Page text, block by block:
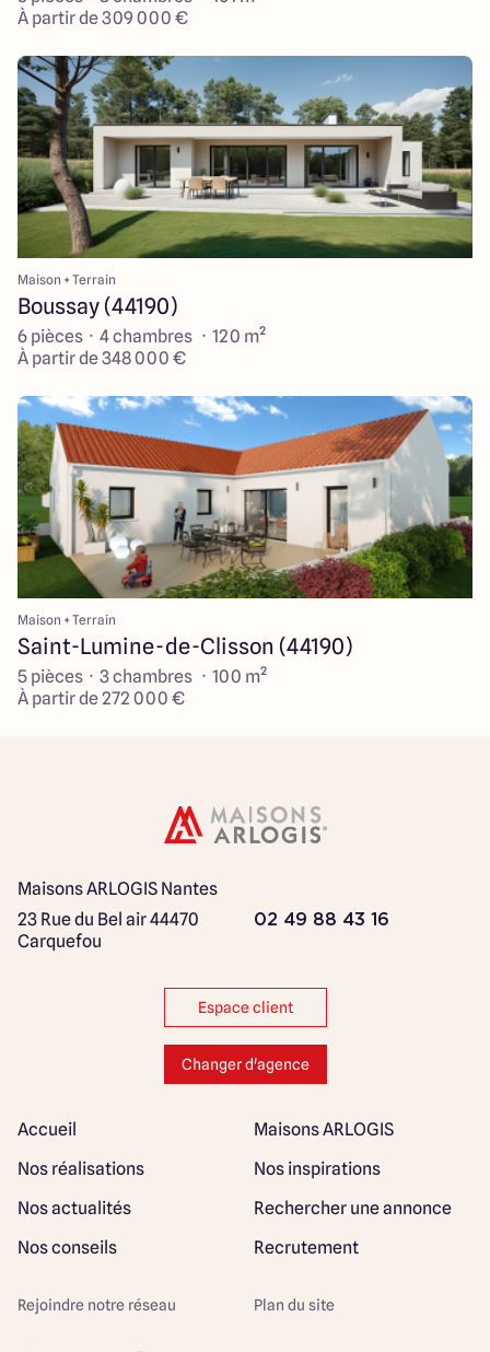
À partir de 309 000 €
Maison + Terrain
Boussay (44190)
6 pièces · 4 chambres · 120 m²
À partir de 348 000 €
Maison + Terrain
Saint-Lumine-de-Clisson (44190)
5 pièces · 3 chambres · 100 m²
À partir de 272 000 €
Maisons ARLOGIS Nantes
23 Rue du Bel air44470
Carquefou
02 49 88 43 16
Espace client
Changer d'agence
Accueil
Maisons ARLOGIS
Nos réalisations
Nos inspirations
Nos actualités
Rechercher une annonce
Nos conseils
Recrutement
Rejoindre notre réseau Plan du site